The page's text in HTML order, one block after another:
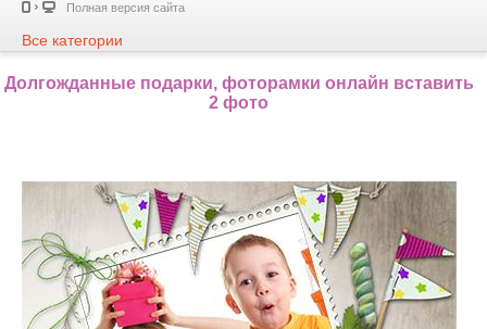
Полная версия сайта
Все категории
Долгожданные подарки, фоторамки онлайн вставить
2 фото